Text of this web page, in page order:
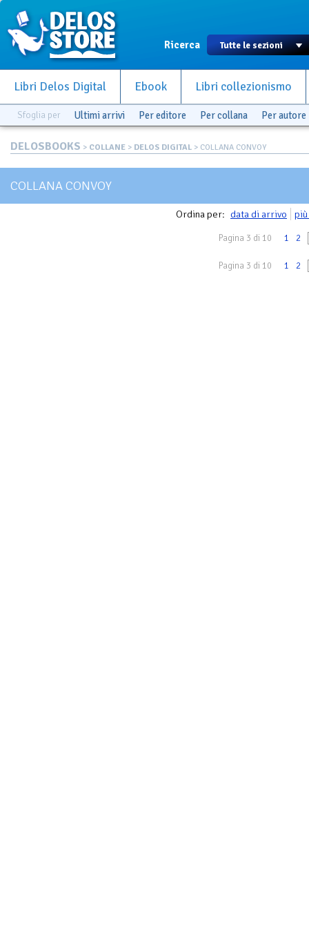
Ricerca
Libri Delos Digital Ebook Libri collezionismo
Sfoglia per Ultimi arrivi Per editore Per collana Per autore
DELOSBOOKS > COLLANE > DELOS DIGITAL > COLLANA CONVOY
COLLANA CONVOY
Ordina per: data di arrivo
Pagina 3 di 10 1 2
Pagina 3 di 10 1 2